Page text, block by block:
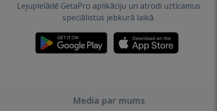
Lejupielādē GetaPro aplikāciju un atrodi uzticamus
speciālistus jebkurā laikā.
Media par mums